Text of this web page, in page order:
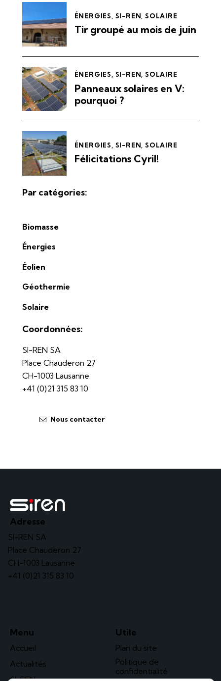
ÉNERGIES SI-REN SOLAIRE
Tir groupé au mois de juin
ÉNERGIES SI-REN SOLAIRE
Panneaux solaires en V:
pourquoi ?
ÉNERGIES SI-REN SOLAIRE
Félicitations Cyril!
Par catégories:
Biomasse
Énergies
Éolien
Géothermie
Solaire
Coordonnées:
SI-REN SA
Place Chauderon 27
CH-1003 Lausanne
+41 (0)21 315 83 10
Nous contacter
Adresse
SI-REN SA
Place Chauderon 27
CH-1003 Lausanne
+41 (0)21 315 83 10
Menu
Accueil
Actualités
Utile
Plan du site
Politique de
confidentialité